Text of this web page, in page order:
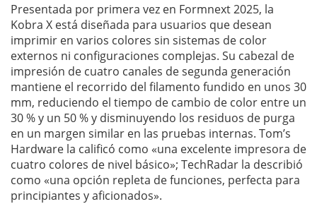
Presentada por primera vez en Formnext 2025, la
Kobra X está diseñada para usuarios que desean
imprimir en varios colores sin sistemas de color
externos ni configuraciones complejas. Su cabezal de
impresión de cuatro canales de segunda generación
mantiene el recorrido del filamento fundido en unos 30
mm, reduciendo el tiempo de cambio de color entre un
30 % y un 50 % y disminuyendo los residuos de purga
en un margen similar en las pruebas internas. Tom’s
Hardware la calificó como «una excelente impresora de
cuatro colores de nivel básico»; TechRadar la describió
como «una opción repleta de funciones, perfecta para
principiantes y aficionados».